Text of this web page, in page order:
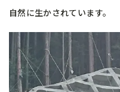
自然に生かされています。